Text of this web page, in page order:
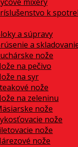
k
a súpravy
a
nože
na pečivo
na syr
nože
na zeleninu
nože
nože
nože
nože